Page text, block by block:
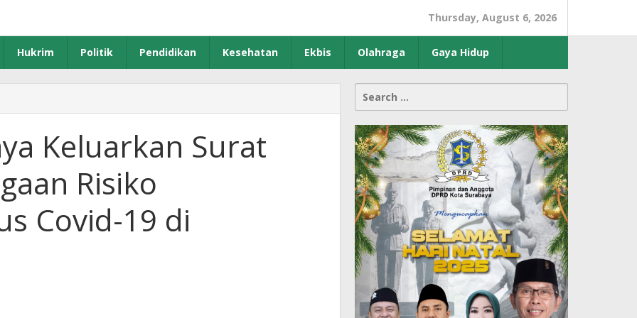
Thursday, August 6, 2026
Hukrim Politik Pendidikan Kesehatan Ekbis Olahraga Gaya Hidup
Keluarkan Surat
Risiko
Covid-19 di
Search
for: